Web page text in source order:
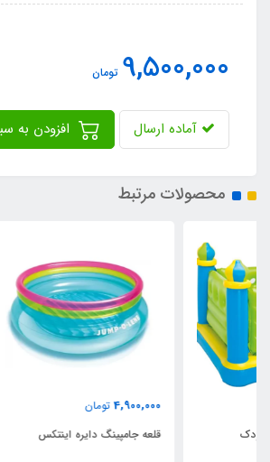
9,500,000 تومان
آماده ارسال
محصولات مرتبط
قلعه جامپینگ دایره اینتکس
جامپینگ